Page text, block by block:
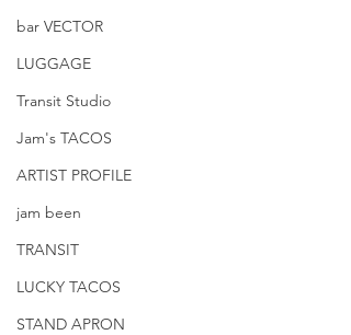
bar VECTOR
LUGGAGE
Transit Studio
Jam's TACOS
ARTIST PROFILE
jam been
TRANSIT
LUCKY TACOS
STAND APRON